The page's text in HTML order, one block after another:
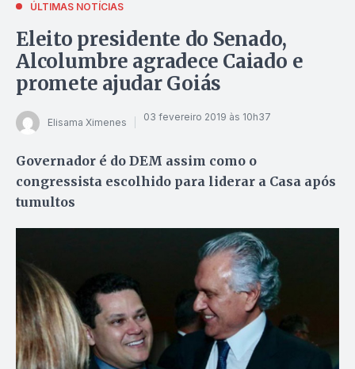
ÚLTIMAS NOTÍCIAS
Eleito presidente do Senado,
Alcolumbre agradece Caiado e
promete ajudar Goiás
Elisama Ximenes 03 fevereiro 2019 às 10h37
Governador é do DEM assim como o
congressista escolhido para liderar a Casa após
tumultos